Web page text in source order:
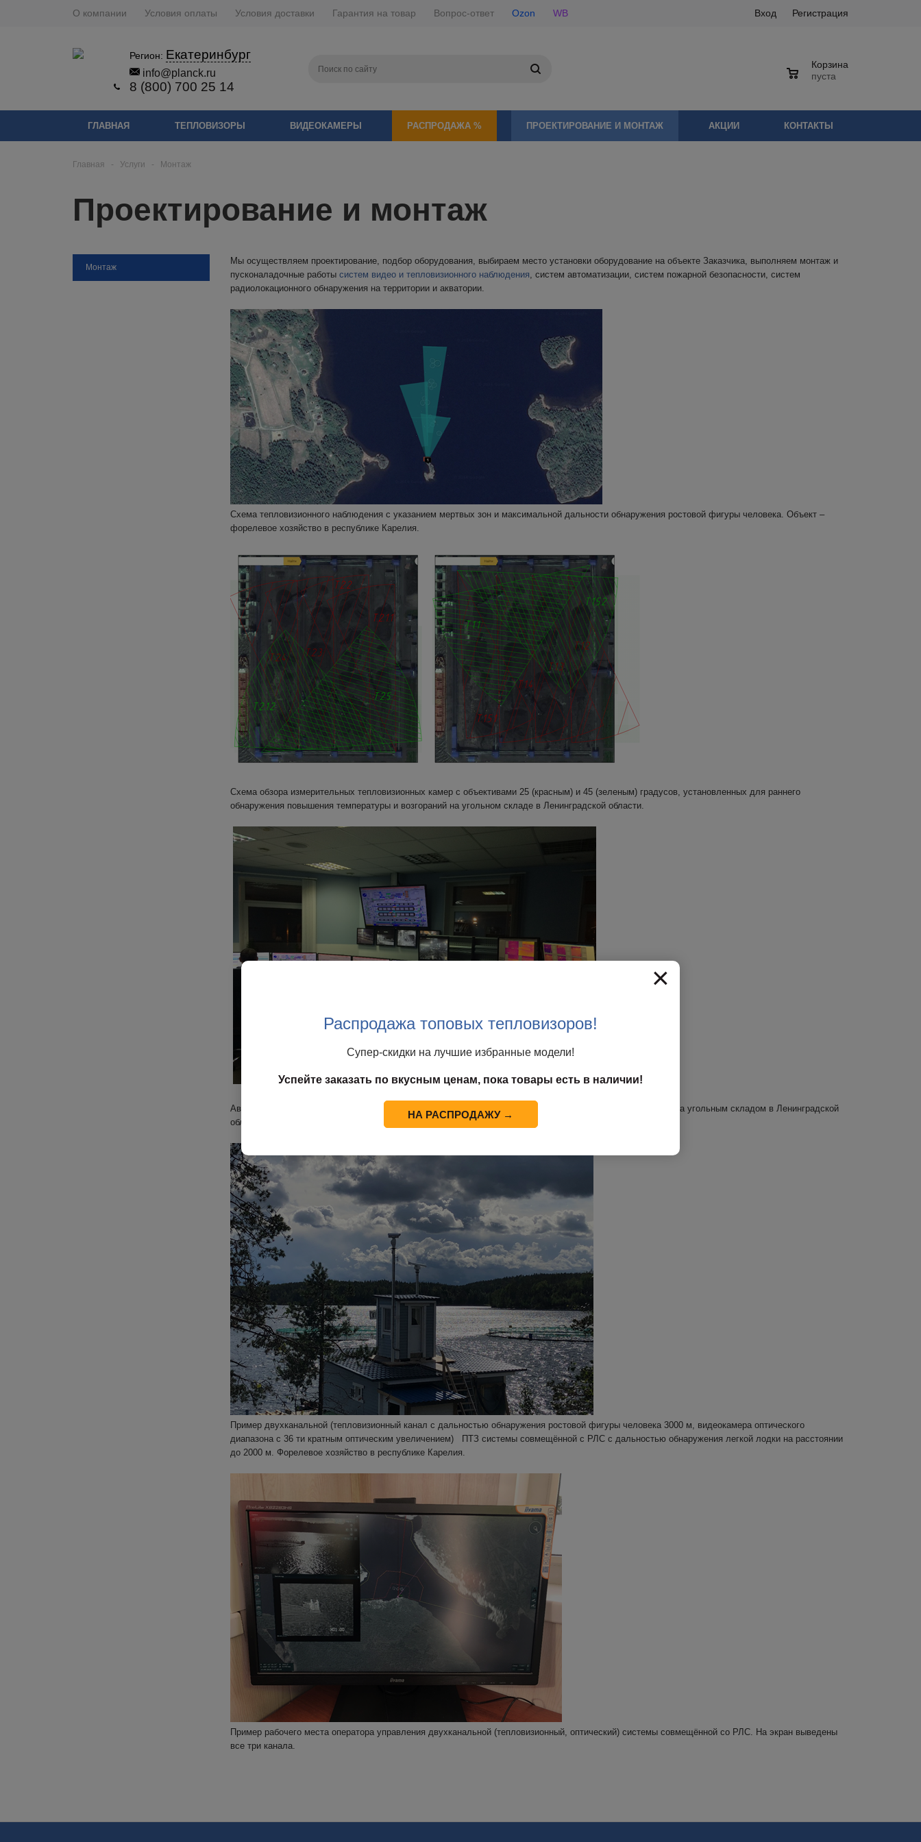
О компании Условия оплаты Условия доставки Гарантия на товар Вопрос-ответ Ozon WB Вход Регистрация
Регион: Екатеринбург
info@planck.ru
8 (800) 700 25 14
Корзина
пуста
ГЛАВНАЯ ТЕПЛОВИЗОРЫ ВИДЕОКАМЕРЫ РАСПРОДАЖА % ПРОЕКТИРОВАНИЕ И МОНТАЖ АКЦИИ КОНТАКТЫ
Главная - Услуги - Монтаж
Проектирование и монтаж
Монтаж
Мы осуществляем проектирование, подбор оборудования, выбираем место установки оборудование на объекте Заказчика, выполняем монтаж и
пусконаладочные работы систем видео и тепловизионного наблюдения, систем автоматизации, систем пожарной безопасности, систем
радиолокационного обнаружения на территории и акватории.
Схема тепловизионного наблюдения с указанием мертвых зон и максимальной дальности обнаружения ростовой фигуры человека. Объект –
форелевое хозяйство в республике Карелия.
Схема обзора измерительных тепловизионных камер с объективами 25 (красным) и 45 (зеленым) градусов, установленных для раннего
обнаружения повышения температуры и возгораний на угольном складе в Ленинградской области.
Автоматизированный пункт управления системами тепловизионного, видео и противопожарного контроля
за угольным складом в Ленинградской
области.
Пример двухканальной (тепловизионный канал с дальностью обнаружения ростовой фигуры человека 3000 м, видеокамера оптического
диапазона с 36 ти кратным оптическим увеличением) ПТЗ системы совмещённой с РЛС с дальностью обнаружения легкой лодки на расстоянии
до 2000 м. Форелевое хозяйство в республике Карелия.
Пример рабочего места оператора управления двухканальной (тепловизионный, оптический) системы совмещённой со РЛС. На экран выведены
все три канала.
×
Распродажа топовых тепловизоров!
Супер-скидки на лучшие избранные модели!
Успейте заказать по вкусным ценам, пока товары есть в наличии!
НА РАСПРОДАЖУ →